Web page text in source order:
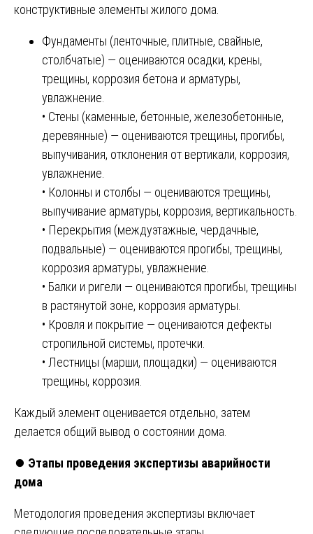
конструктивные элементы жилого дома.
Фундаменты (ленточные, плитные, свайные,
столбчатые) — оцениваются осадки, крены,
трещины, коррозия бетона и арматуры,
увлажнение.
• Стены (каменные, бетонные, железобетонные,
деревянные) — оцениваются трещины, прогибы,
выпучивания, отклонения от вертикали, коррозия,
увлажнение.
• Колонны и столбы — оцениваются трещины,
выпучивание арматуры, коррозия, вертикальность.
• Перекрытия (междуэтажные, чердачные,
подвальные) — оцениваются прогибы, трещины,
коррозия арматуры, увлажнение.
• Балки и ригели — оцениваются прогибы, трещины
в растянутой зоне, коррозия арматуры.
• Кровля и покрытие — оцениваются дефекты
стропильной системы, протечки.
• Лестницы (марши, площадки) — оцениваются
трещины, коррозия.
Каждый элемент оценивается отдельно, затем
делается общий вывод о состоянии дома.
⏺️ Этапы проведения экспертизы аварийности
дома
Методология проведения экспертизы включает